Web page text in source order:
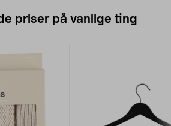
priser på vanlige ting